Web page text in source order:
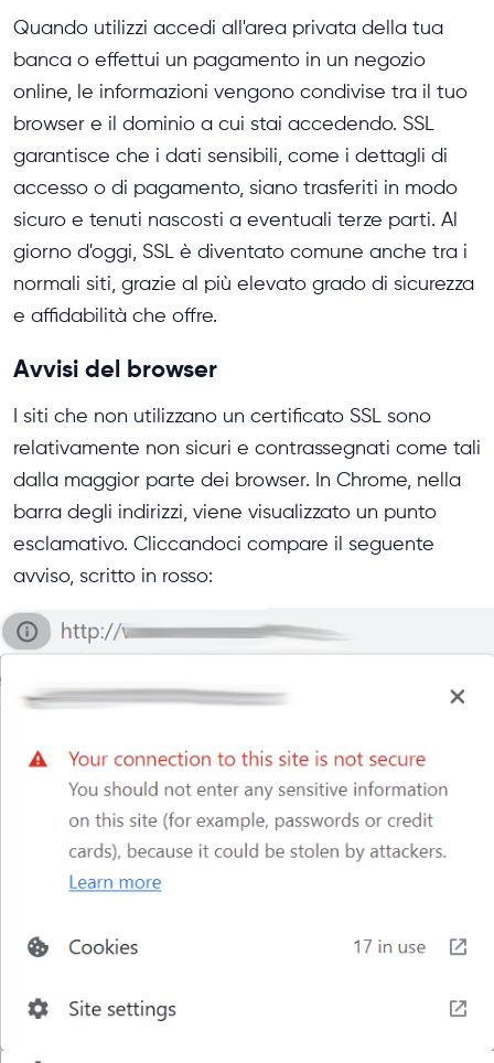
Quando utilizzi accedi all'area privata della tua
banca o effettui un pagamento in un negozio
online, le informazioni vengono condivise tra il tuo
browser e il dominio a cui stai accedendo. SSL
garantisce che i dati sensibili, come i dettagli di
accesso o di pagamento, siano trasferiti in modo
sicuro e tenuti nascosti a eventuali terze parti. Al
giorno d'oggi, SSL è diventato comune anche tra i
normali siti, grazie al più elevato grado di sicurezza
e affidabilità che offre.
Avvisi del browser
I siti che non utilizzano un certificato SSL sono
relativamente non sicuri e contrassegnati come tali
dalla maggior parte dei browser. In Chrome, nella
barra degli indirizzi, viene visualizzato un punto
esclamativo. Cliccandoci compare il seguente
avviso, scritto in rosso: